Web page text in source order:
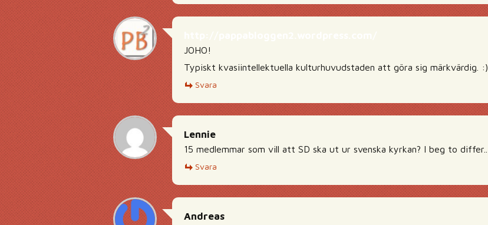
JOHO!
Typiskt kvasiintellektuella kulturhuvudstaden att göra sig märkvärdig. :)
Svara
Lennie
15 medlemmar som vill att SD ska ut ur svenska kyrkan? I beg to differ..
Svara
Andreas